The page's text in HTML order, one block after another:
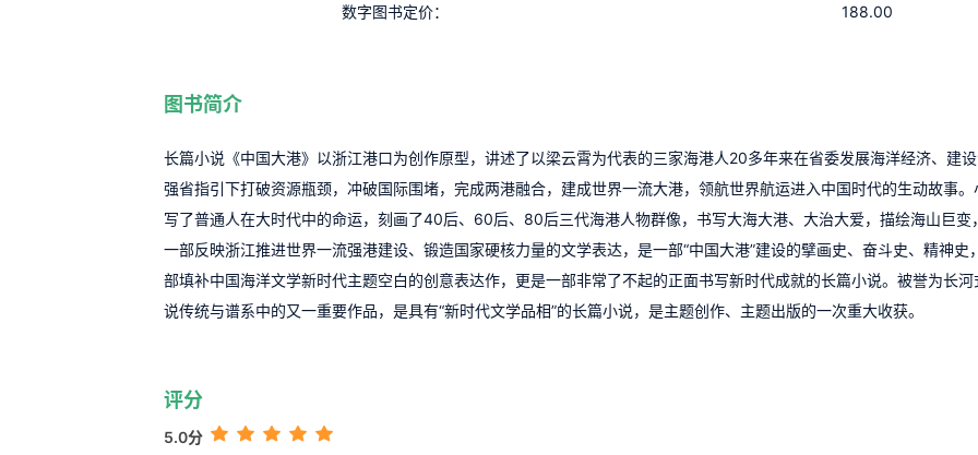
数字图书定价：
188.00
图书简介
长篇小说《中国大港》以浙江港口为创作原型，讲述了以梁云霄为代表的三家海港人20多年来在省委发展海洋经济、建
强省指引下打破资源瓶颈，冲破国际围堵，完成两港融合，建成世界一流大港，领航世界航运进入中国时代的生动故事。
写了普通人在大时代中的命运，刻画了40后、60后、80后三代海港人物群像，书写大海大港、大治大爱，描绘海山巨变
一部反映浙江推进世界一流强港建设、锻造国家硬核力量的文学表达，是一部“中国大港”建设的擘画史、奋斗史、精神史
部填补中国海洋文学新时代主题空白的创意表达作，更是一部非常了不起的正面书写新时代成就的长篇小说。被誉为长河
说传统与谱系中的又一重要作品，是具有“新时代文学品相”的长篇小说，是主题创作、主题出版的一次重大收获。
评分
5.0分